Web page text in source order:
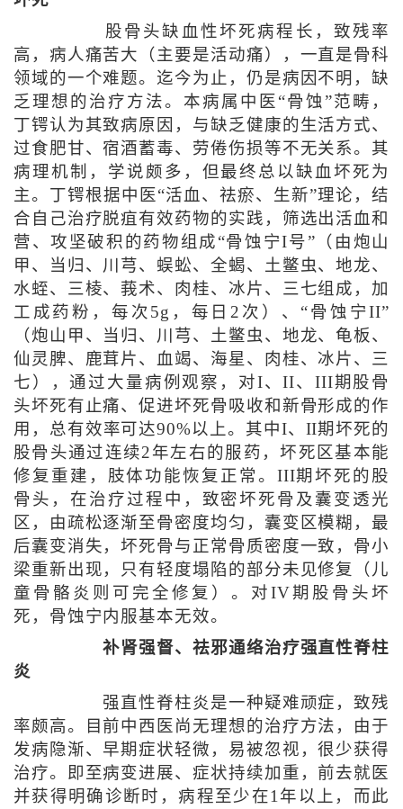
股骨头缺血性坏死病程长，致残率
高，病人痛苦大（主要是活动痛），一直是骨科
领域的一个难题。迄今为止，仍是病因不明，缺
乏理想的治疗方法。本病属中医“骨蚀”范畴，
丁锷认为其致病原因，与缺乏健康的生活方式、
过食肥甘、宿酒蓄毒、劳倦伤损等不无关系。其
病理机制，学说颇多，但最终总以缺血坏死为
主。丁锷根据中医“活血、祛瘀、生新”理论，结
合自己治疗脱疽有效药物的实践，筛选出活血和
营、攻坚破积的药物组成“骨蚀宁I号”（由炮山
甲、当归、川芎、蜈蚣、全蝎、土鳖虫、地龙、
水蛭、三棱、莪术、肉桂、冰片、三七组成，加
工成药粉，每次5g，每日2次）、“骨蚀宁II”
（炮山甲、当归、川芎、土鳖虫、地龙、龟板、
仙灵脾、鹿茸片、血竭、海星、肉桂、冰片、三
七），通过大量病例观察，对I、II、III期股骨
头坏死有止痛、促进坏死骨吸收和新骨形成的作
用，总有效率可达90%以上。其中I、II期坏死的
股骨头通过连续2年左右的服药，坏死区基本能
修复重建，肢体功能恢复正常。III期坏死的股
骨头，在治疗过程中，致密坏死骨及囊变透光
区，由疏松逐渐至骨密度均匀，囊变区模糊，最
后囊变消失，坏死骨与正常骨质密度一致，骨小
梁重新出现，只有轻度塌陷的部分未见修复（儿
童骨骼炎则可完全修复）。对IV期股骨头坏
死，骨蚀宁内服基本无效。
补肾强督、祛邪通络治疗强直性脊柱
炎
强直性脊柱炎是一种疑难顽症，致残
率颇高。目前中西医尚无理想的治疗方法，由于
发病隐渐、早期症状轻微，易被忽视，很少获得
治疗。即至病变进展、症状持续加重，前去就医
并获得明确诊断时，病程至少在1年以上，而此